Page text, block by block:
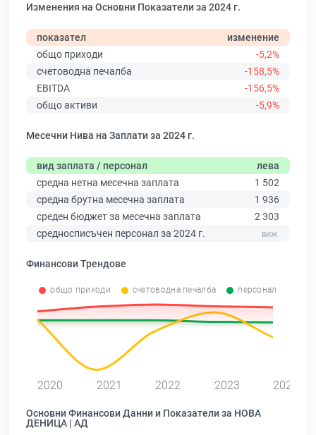
Изменения на Основни Показатели за 2024 г.
показател
изменение
общо приходи
-5,2%
счетоводна печалба
-158,5%
EBITDA
-156,5%
общо активи
-5,9%
Месечни Нива на Заплати за 2024 г.
вид заплата / персонал
лева
средна нетна месечна заплата
1 502
средна брутна месечна заплата
1 936
среден бюджет за месечна заплата
2 303
средносписъчен персонал за 2024 г.
Финансови Трендове
общо приходи счетоводна печалба персонал
2020 2021 2022 2023 2024
Основни Финансови Данни и Показатели за НОВА
ДЕНИЦА | АД